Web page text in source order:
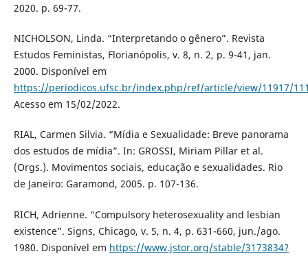
2020. p. 69-77.
NICHOLSON, Linda. “Interpretando o gênero”. Revista
Estudos Feministas, Florianópolis, v. 8, n. 2, p. 9-41, jan.
2000. Disponível em
https://periodicos.ufsc.br/index.php/ref/article/view/11917/
Acesso em 15/02/2022.
RIAL, Carmen Silvia. “Mídia e Sexualidade: Breve panorama
dos estudos de mídia”. In: GROSSI, Miriam Pillar et al.
(Orgs.). Movimentos sociais, educação e sexualidades. Rio
de Janeiro: Garamond, 2005. p. 107-136.
RICH, Adrienne. “Compulsory heterosexuality and lesbian
existence”. Signs, Chicago, v. 5, n. 4, p. 631-660, jun./ago.
1980. Disponível em https://www.jstor.org/stable/3173834?